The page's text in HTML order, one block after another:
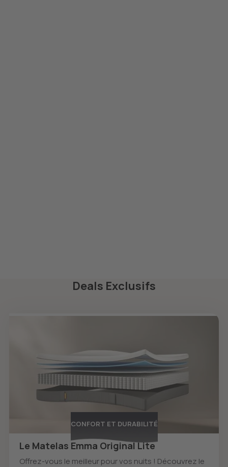
Deals Exclusifs
CONFORT ET DURABILITÉ
Le Matelas Emma Original Lite
Offrez-vous le meilleur pour vos nuits ! Découvrez le